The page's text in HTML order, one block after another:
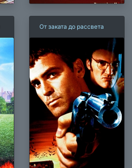
От заката до рассвета